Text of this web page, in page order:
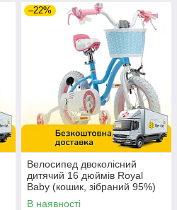
–22%
Велосипед двоколісний
дитячий 16 дюймів Royal
Baby (кошик, зібраний 95%)
Stargirl RB16G-1 З Синій
В наявності